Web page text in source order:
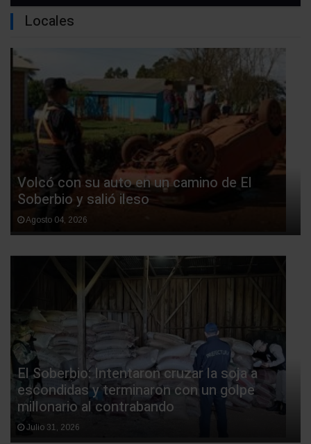
Locales
Volcó con su auto en un camino de El
Soberbio y salió ileso
Agosto 04, 2026
El Soberbio: Intentaron cruzar la soja a
escondidas y terminaron con un golpe
millonario al contrabando
Julio 31, 2026